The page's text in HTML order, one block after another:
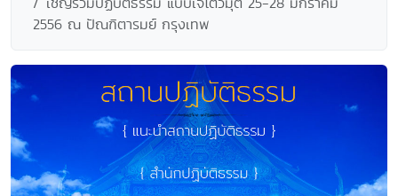
2556 ณ ปัณฑิตารมย์ กรุงเทพ